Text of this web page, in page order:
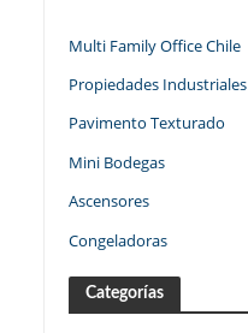
Multi Family Office Chile
Propiedades Industriales
Pavimento Texturado
Mini Bodegas
Ascensores
Congeladoras
Categorías